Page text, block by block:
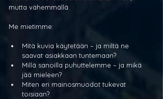
mutta vähemmällä.
Me mietimme:
Mitä kuvia käytetään – ja miltä ne
saavat asiakkaan tuntemaan?
Millä sanoilla puhuttelemme – ja mikä
jää mieleen?
Miten eri mainosmuodot tukevat
toisiaan?